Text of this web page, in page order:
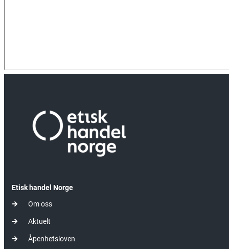
Etisk handel Norge
Om oss
Aktuelt
Åpenhetsloven